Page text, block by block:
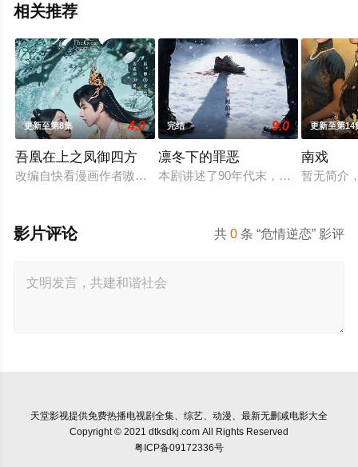
相关推荐
更新至第8集 4.0
吾凰在上之凤御四方
改编自快看漫画作者嗷小泽的独家连载漫画《吾凰在上》。 现
完结 9.0
凛冬下的罪恶
本剧讲述了90年代末，怒河市刑侦支
更新至第14
南戏
暂无简介
共0 条 “危情逆恋” 影评
影片评论
天堂影视提供免费热播电视剧全集、综艺、动漫、最新无删减电影大全
Copyright © 2021 dtksdkj.com All Rights Reserved
粤ICP备09172336号